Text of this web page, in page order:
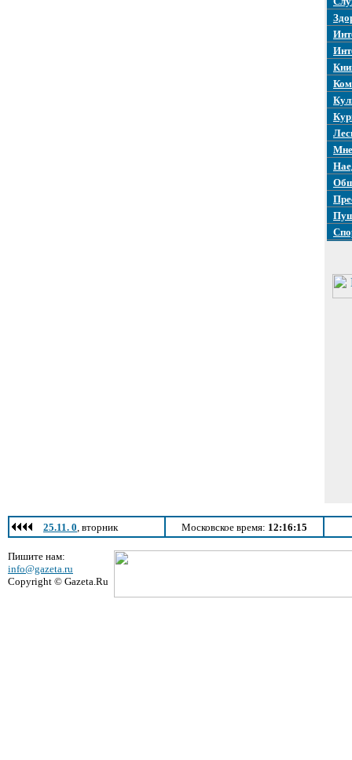
25.11. 0, вторник Московское время: 12:16:15
Пишите нам:
info@gazeta.ru
Copyright © Gazeta.Ru